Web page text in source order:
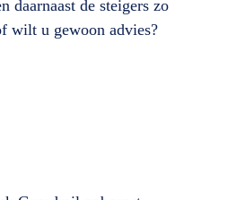
daarnaast de steigers zo
wilt u gewoon advies?